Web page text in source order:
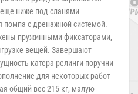
ниже под сланями
помпа с дренажной системой.
пружинными фиксаторами,
вещей. Завершают
катера релинги-поручни
для некоторых работ
общий вес 215 кг, малую